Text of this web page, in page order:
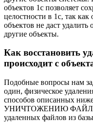
объектов 1с позволяет
целостности в 1с, так
объектов не даст
другие объекты.
Как восстановить
происходит с
Подобные вопросы нам
один, физическое
способов описанных
УНИЧТОЖЕНИЮ ФАЙЛА
удаленных файлов из